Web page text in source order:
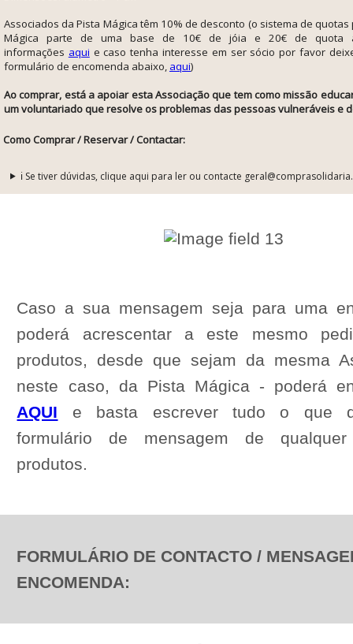
Associados da Pista Mágica têm 10% de desconto (o sistema de
Mágica parte de uma base de 10€ de jóia e 20€ de quota
informações aqui e caso tenha interesse em ser sócio por favor
formulário de encomenda abaixo, aqui)
Ao comprar, está a apoiar esta Associação que tem como missão e
um voluntariado que resolve os problemas das pessoas vulneráveis e
Como Comprar / Reservar / Contactar:
ℹ️ Se tiver dúvidas, clique aqui para ler ou contacte